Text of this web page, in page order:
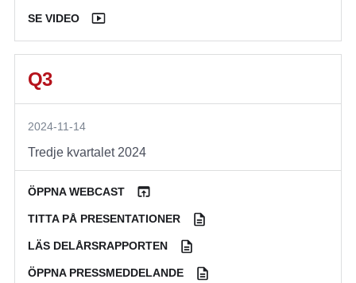
SE VIDEO
Q3
2024-11-14
Tredje kvartalet 2024
ÖPPNA WEBCAST
TITTA PÅ PRESENTATIONER
LÄS DELÅRSRAPPORTEN
ÖPPNA PRESSMEDDELANDE